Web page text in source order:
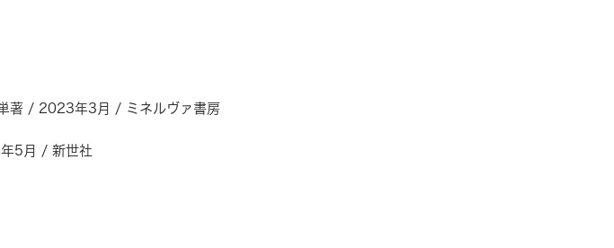
著 / 2023年3月 / ミネルヴァ書房
5月 / 新世社